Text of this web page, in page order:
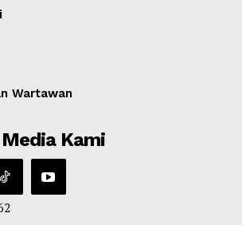
Wartawan
Kami